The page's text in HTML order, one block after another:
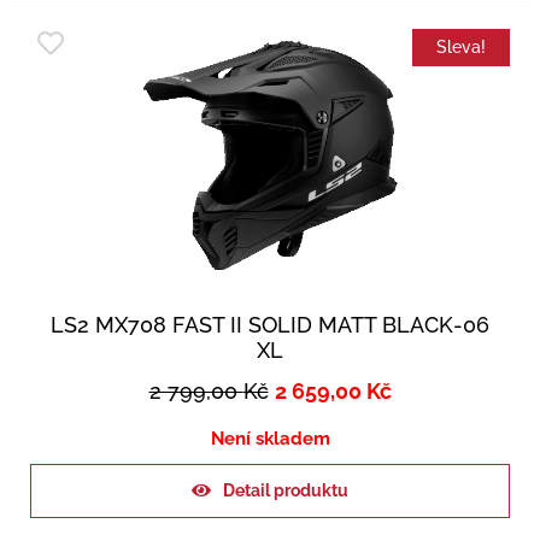
Sleva!
LS2 MX708 FAST II SOLID MATT BLACK-06
XL
2 799,00Kč 2 659,00 Kč
Není skladem
Detail produktu